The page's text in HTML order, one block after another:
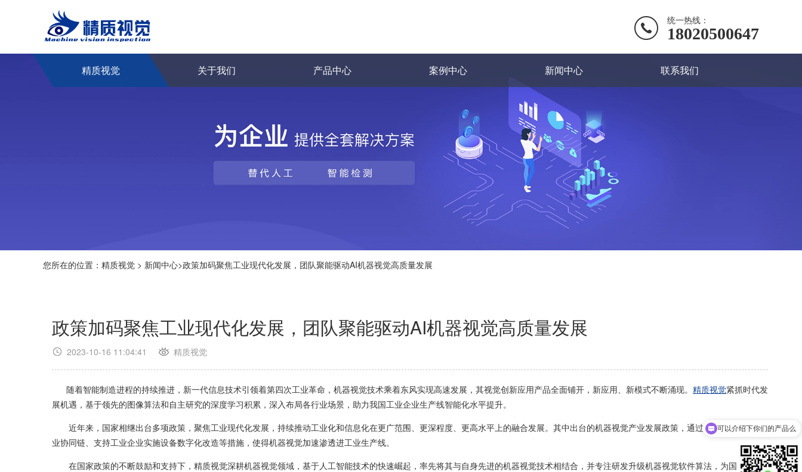
统一热线：
18020500647
精质视觉 关于我们 产品中心 案例中心 新闻中心 联系我们
您所在的位置： 精质视觉 > 新闻中心>政策加码聚焦工业现代化发展，团队聚能驱动AI机器视觉高质量发展
政策加码聚焦工业现代化发展，团队聚能驱动AI机器视觉高质量发展
2023-10-16 11:04:41 精质视觉
随着智能制造进程的持续推进，新一代信息技术引领着第四次工业革命，机器视觉技术乘着东风实现高速发展，其视觉创新应用产品全面铺开，新应用、新模式不断涌现。 精质视觉紧抓时代发
展机遇，基于领先的图像算法和自主研究的深度学习积累，深入布局各行业场景，助力我国工业企业生产线智能化水平提升。
近年来，国家相继出台多项政策，聚焦工业现代化发展，持续推动工业化和信息化在更广范围、更深程度、更高水平上的融合发展。其中出台的机器视觉产业发展政策，通过完善机器视觉产
业协同链、支持工业企业实施设备数字化改造等措施，使得机器视觉加速渗透进工业生产线。
在国家政策的不断鼓励和支持下，精质视觉深耕机器视觉领域，基于人工智能技术的快速崛起，率先将其与自身先进的机器视觉技术相结合，并专注研发升级机器视觉软件算法，为国内工业
可以介绍下你们的产品么